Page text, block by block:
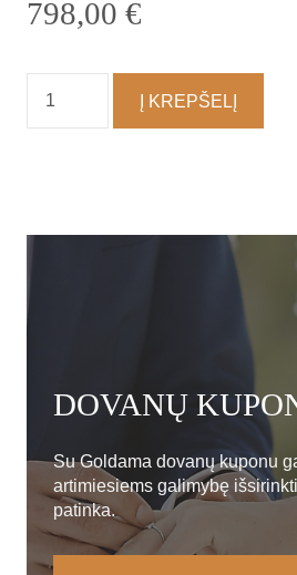
798,00 €
kiekis:
Žiedas
Į KREPŠELĮ
DOVANŲ
Su Goldama dovanų kuponu
artimiesiems galimybę
patinka.